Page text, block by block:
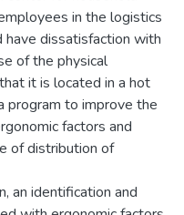
in the logistics
have dissatisfaction with
of the physical
it is located in a hot
program to improve the
factors and
of distribution of
an identification and